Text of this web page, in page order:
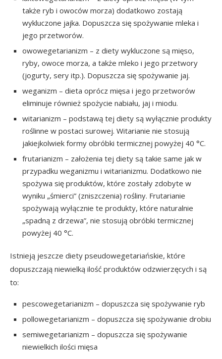
także ryb i owoców morza) dodatkowo zostają
wykluczone jajka. Dopuszcza się spożywanie mleka i
jego przetworów.
owowegetarianizm – z diety wykluczone są mięso,
ryby, owoce morza, a także mleko i jego przetwory
(jogurty, sery itp.). Dopuszcza się spożywanie jaj.
weganizm – dieta oprócz mięsa i jego przetworów
eliminuje również spożycie nabiału, jaj i miodu.
witarianizm – podstawą tej diety są wyłącznie produkty
roślinne w postaci surowej. Witarianie nie stosują
jakiejkolwiek formy obróbki termicznej powyżej 40 °C.
frutarianizm – założenia tej diety są takie same jak w
przypadku weganizmu i witarianizmu. Dodatkowo nie
spożywa się produktów, które zostały zdobyte w
wyniku „śmierci” (zniszczenia) rośliny. Frutarianie
spożywają wyłącznie te produkty, które naturalnie
„spadną z drzewa”, nie stosują obróbki termicznej
powyżej 40 °C.
Istnieją jeszcze diety pseudowegetariańskie, które
dopuszczają niewielką ilość produktów odzwierzęcych i są
to:
pescowegetarianizm – dopuszcza się spożywanie ryb
pollowegetarianizm – dopuszcza się spożywanie drobiu
semiwegetarianizm – dopuszcza się spożywanie
niewielkich ilości mięsa